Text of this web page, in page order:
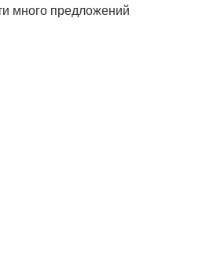
много предложений